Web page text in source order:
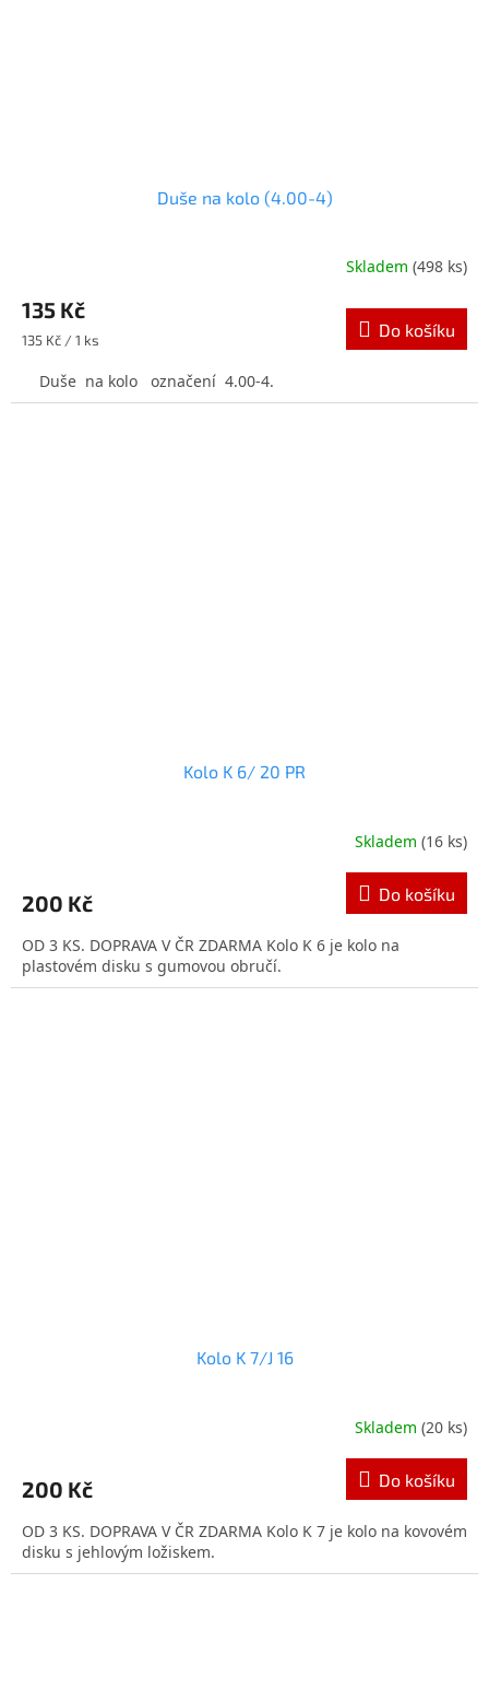
Duše na kolo (4.00-4)
produktu
je
5,0
Skladem(498 ks)
135 Kč
Měrná
135 Kč / 1 ks Do košíku
Duše na kolo označení 4.00-4.
Kolo K 6/ 20 PR
je
z
5
hvězdiček.
Skladem(16 ks)
200 Kč Do košíku
OD 3 KS. DOPRAVA V ČR ZDARMA Kolo K 6 je kolo na
plastovém disku s gumovou obručí.
Kolo K 7/J 16
Skladem (20 ks)
200 Kč Do košíku
OD 3 KS. DOPRAVA V ČR ZDARMA Kolo K 7 je kolo na kovovém
disku s jehlovým ložiskem.